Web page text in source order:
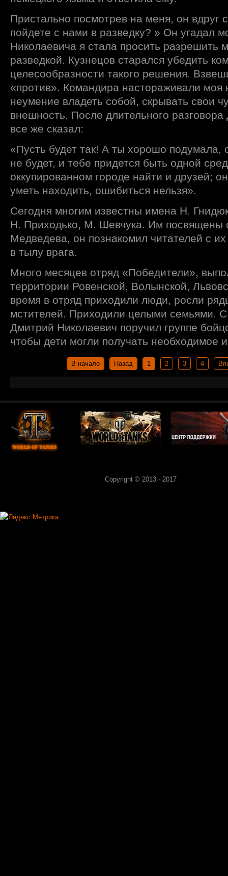
Пристально посмотрев на меня, он вдруг
пойдете с нами в разведку? » Он угадал
Николаевича я стала просить разрешить
разведкой. Кузнецов старался убедить
целесообразности такого решения.
«против». Командира настораживали моя
неумение владеть собой, скрывать свои
внешность. После длительного
все же сказал:
«Пусть будет так! А ты хорошо
не будет, и тебе придется быть одной
оккупированном городе найти и друзей;
уметь находить, ошибиться нельзя».
Сегодня многим известны имена Н.
Н. Приходько, М. Шевчука. Им посвящены
Медведева, он познакомил читателей с
в тылу врага.
Много месяцев отряд «Победители»,
территории Ровенской, Волынской,
время в отряд приходили люди, росли
мстителей. Приходили целыми семьями.
Дмитрий Николаевич поручил группе
чтобы дети могли получать необходимое
В начало Назад 1 2 3 4
Copyright © 2013 - 2017